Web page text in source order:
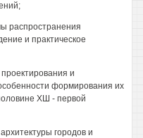
распространения
и практическое
и
формирования их
ХШ - первой
городов и